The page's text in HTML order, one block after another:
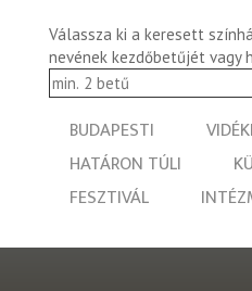
Válassza ki a keresett
nevének kezdőbetűjét vagy
BUDAPESTI VIDÉKI
HATÁRON TÚLI
FESZTIVÁL